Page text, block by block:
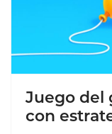
Juego del
con